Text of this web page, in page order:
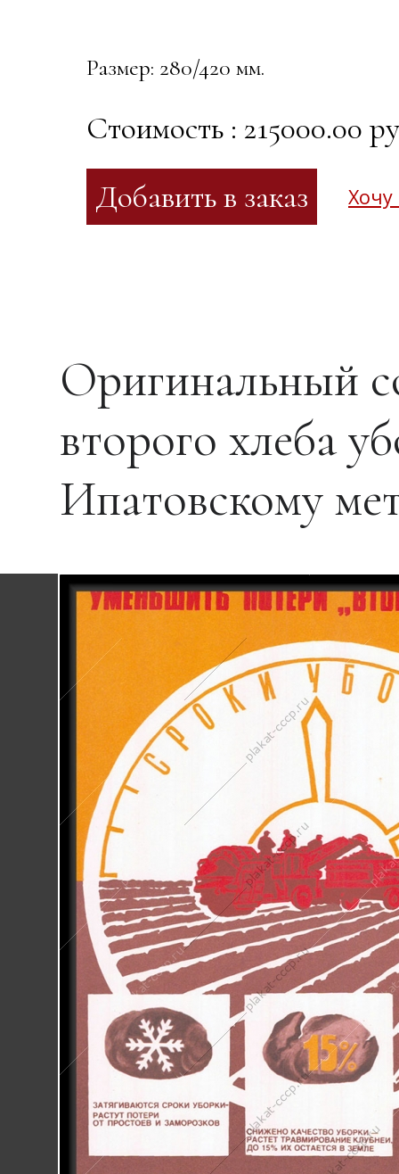
Размер: 280/420 мм.
Стоимость : 215000.00
Хочу
Оригинальный
второго хлеба
Ипатовскому